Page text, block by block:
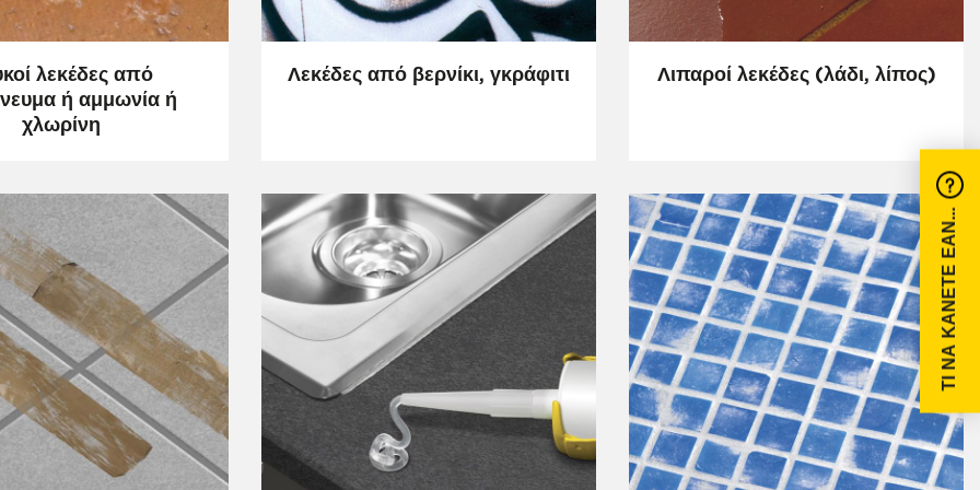
ΤΙ ΝΑ ΚΆΝΕΤΕ ΕΆΝ...
λεκέδες από
ή αμμωνία ή
χλωρίνη
Λεκέδες από βερνίκι, γκράφιτι Λιπαροί λεκέδες (λάδι, λίπος)
ΦΥΣΙΚΉ ΠΈΤΡΑ
KLINKER ΚΑΙ ΤΟΎΒΛΟ
ΦΥΣΙΚΉ ΠΈΤΡΑ
ΠΟΡΣΕΛΑΝΆΤΑ ΚΑΙ ΚΕΡΑΜΙΚΆ ΠΛΑΚΊΔΙΑ